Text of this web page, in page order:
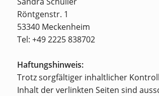
Röntgenstr. 1
53340 Meckenheim
Tel: +49 2225 838702
Haftungshinweis:
Trotz sorgfältiger inhaltlicher
Inhalt der verlinkten Seiten sind